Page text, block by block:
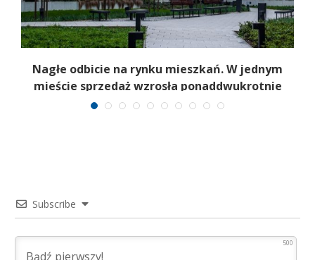
Nagłe odbicie na rynku mieszkań. W jednym
mieście sprzedaż wzrosła ponaddwukrotnie
Subscribe
500